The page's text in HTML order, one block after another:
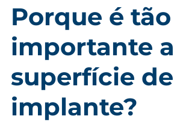
Porque é tão
importante a
superfície de
implante?